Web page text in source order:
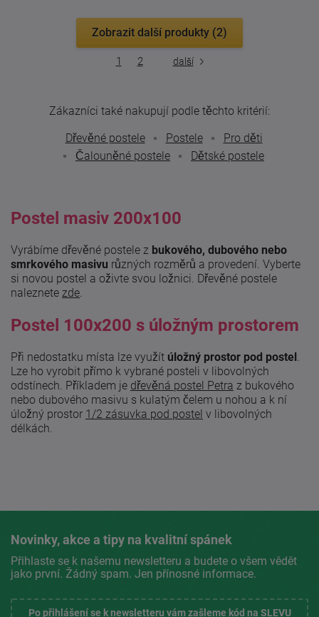
Zobrazit další produkty (2)
2
1 další
Zákazníci také nakupují podle těchto kritérií:
Dřevěné postele
Postele
Pro děti
Čalouněné postele
Dětské postele
Postel masiv 200x100
Vyrábíme dřevěné postele z bukového, dubového nebo
smrkového masivu různých rozměrů a provedení. Vyberte
si novou postel a oživte svou ložnici. Dřevěné postele
naleznete zde.
Postel 100x200 s úložným prostorem
Při nedostatku místa lze využít úložný prostor pod postel
Lze ho vyrobit přímo k vybrané posteli v libovolných
odstínech. Příkladem je dřevěná postel Petra z bukového
nebo dubového masivu s kulatým čelem u nohou a k ní
úložný prostor 1/2 zásuvka pod postel v libovolných
délkách.
Novinky, akce a tipy na kvalitní spánek
Přihlaste se k našemu newsletteru a budete o všem vědět
jako první. Žádný spam. Jen přínosné informace.
Po přihlášení se k newsletteru vám zašleme kód na SLEVU